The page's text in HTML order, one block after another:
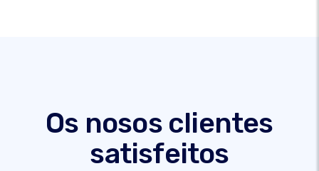
Os nosos clientes
satisfeitos